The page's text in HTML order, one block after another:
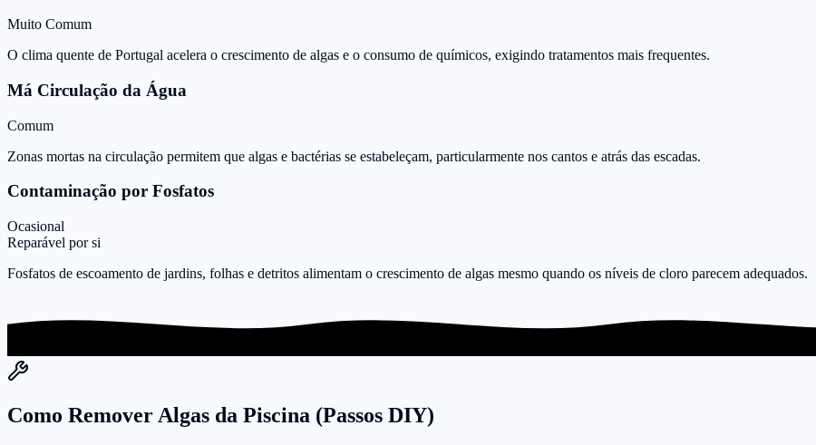
Muito Comum
O clima quente de Portugal acelera o crescimento de algas e o consumo de químicos, exigindo tratamentos mais frequentes.
Má Circulação da Água
Comum
Zonas mortas na circulação permitem que algas e bactérias se estabeleçam, particularmente nos cantos e atrás das escadas.
Contaminação por Fosfatos
Ocasional
Reparável por si
Fosfatos de escoamento de jardins, folhas e detritos alimentam o crescimento de algas mesmo quando os níveis de cloro parecem adequados.
Como Remover Algas da Piscina (Passos DIY)